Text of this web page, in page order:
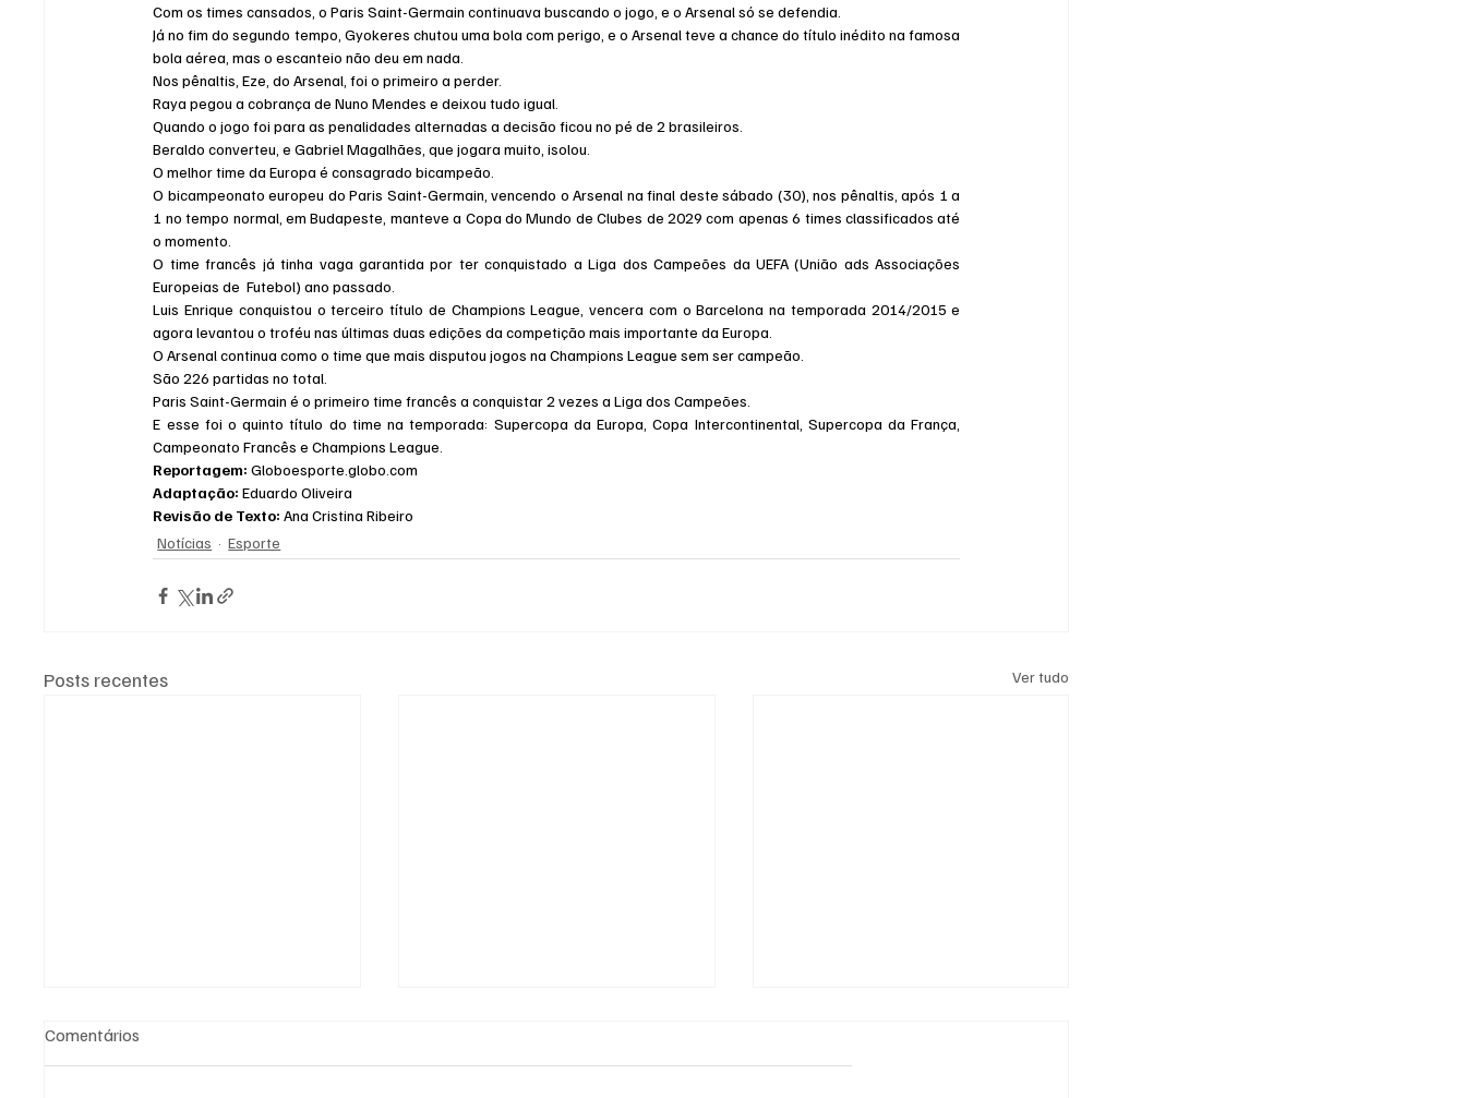
Com os times cansados, o Paris Saint-Germain continuava buscando o jogo, e o Arsenal só se defendia.
Já no fim do segundo tempo, Gyokeres chutou uma bola com perigo, e o Arsenal teve a chance do título inédito na famosa
bola aérea, mas o escanteio não deu em nada.
Nos pênaltis, Eze, do Arsenal, foi o primeiro a perder.
Raya pegou a cobrança de Nuno Mendes e deixou tudo igual.
Quando o jogo foi para as penalidades alternadas a decisão ficou no pé de 2 brasileiros.
Beraldo converteu, e Gabriel Magalhães, que jogara muito, isolou.
O melhor time da Europa é consagrado bicampeão.
O bicampeonato europeu do Paris Saint-Germain, vencendo o Arsenal na final deste sábado (30), nos pênaltis, após 1 a
1 no tempo normal, em Budapeste, manteve a Copa do Mundo de Clubes de 2029 com apenas 6 times classificados até
o momento.
O time francês já tinha vaga garantida por ter conquistado a Liga dos Campeões da UEFA (União ads Associações
Europeias de  Futebol) ano passado.
Luis Enrique conquistou o terceiro título de Champions League, vencera com o Barcelona na temporada 2014/2015 e
agora levantou o troféu nas últimas duas edições da competição mais importante da Europa.
O Arsenal continua como o time que mais disputou jogos na Champions League sem ser campeão.
São 226 partidas no total.
Paris Saint-Germain é o primeiro time francês a conquistar 2 vezes a Liga dos Campeões.
E esse foi o quinto título do time na temporada: Supercopa da Europa, Copa Intercontinental, Supercopa da França,
Campeonato Francês e Champions League.
Reportagem: Globoesporte.globo.com
Adaptação: Eduardo Oliveira
Revisão de Texto: Ana Cristina Ribeiro
Notícias
Esporte
Posts recentes Ver tudo
Comentários